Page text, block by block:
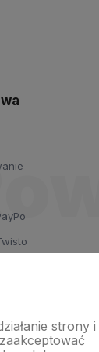
strony i